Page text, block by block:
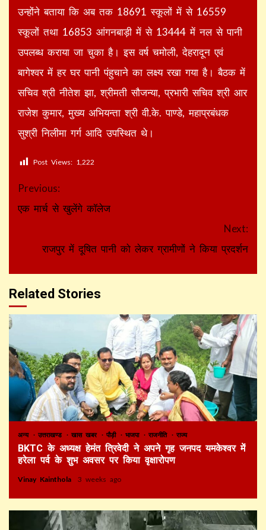
उन्होंने बताया कि अब तक 18691 स्कूलों में से 16559
स्कूलों तथा 16853 आंगनबाड़ी में से 13444 में नल से पानी
उपलब्ध कराया जा चुका है। इस वर्ष चमोली, देहरादून एवं
बागेश्वर में हर घर पानी पंहुचाने का लक्ष्य रखा गया है। बैठक में
सचिव श्री नीतेश झा, श्रीमती सौजन्या, प्रभारी सचिव श्री आर
राजेश कुमार, मुख्य अभियन्ता श्री वी.के. पाण्डे, महाप्रबंधक
सुश्री निलीमा गर्ग आदि उपस्थित थे।
Post Views: 1,222
Continue
Reading
Previous:
एक मार्च से खुलेंगे कॉलेज
Next:
राजपुर में दूषित पानी को लेकर ग्रामीणों ने किया प्रदर्शन
Related Stories
अन्य उत्तराखण्ड खास खबर पौड़ी भाजपा राजनीति राज्य
BKTC के अध्यक्ष हेमंत त्रिवेदी ने अपने गृह जनपद यमकेश्वर में
हरेला पर्व के शुभ अवसर पर किया वृक्षारोपण
Vinay Kainthola 3 weeks ago